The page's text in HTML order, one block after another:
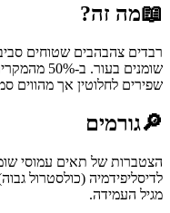
📖מה זה?
רבדים צהבהבים שטוחים
שומנים
שפירים לחלוטין אך מהווים
🔎גורמים
לדיסליפידמיה (כולסטרול
מגיל העמידה.